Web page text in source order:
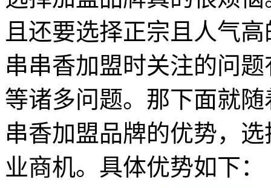
且还要选择正宗且人气
串串香加盟时关注的问
等诸多问题。那下面就
串香加盟品牌的优势，
业商机。具体优势如下：